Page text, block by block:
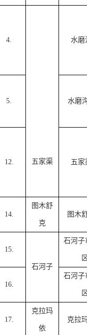
4. 水磨
5. 水磨
12. 五家渠 五家
14.
图木舒
克
图木
15.
石河子
石河子
16.
石河子
17.
克拉玛
依
克拉